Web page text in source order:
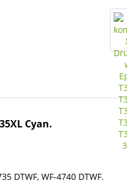
Cyan.
DTWF, WF-4740 DTWF.